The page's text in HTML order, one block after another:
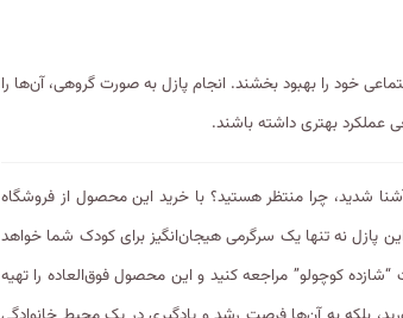
خود را بهبود بخشند. انجام پازل به صورت گروهی، آن‌ها را
بهتری داشته باشند.
که با ویژگی‌ها و مزایای پازل ۱۰۰ تکه کینگ طرح سوپر ماریو سبز کد ۸۰۴۱ آشنا شدید، چرا منتظر هستید؟ با خرید این محصول از فروشگاه
پازل نه تنها یک سرگرمی هیجان‌انگیز برای کودک شما خواهد
کوچولو” مراجعه کنید و این محصول فوق‌العاده را تهیه